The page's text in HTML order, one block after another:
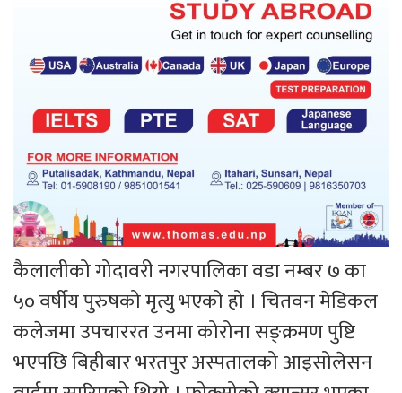
कैलालीको गोदावरी नगरपालिका वडा नम्बर ७ का
५० वर्षीय पुरुषको मृत्यु भएको हो । चितवन मेडिकल
कलेजमा उपचाररत उनमा कोरोना सङ्क्रमण पुष्टि
भएपछि बिहीबार भरतपुर अस्पतालको आइसोलेसन